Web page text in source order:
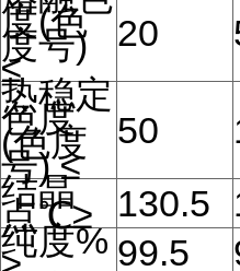
度(色
度号)
≤
20
热稳定
色度
(色度
号) ≤
50
结晶
点℃≥ 130.5
纯度% 99.5